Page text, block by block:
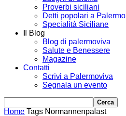
Proverbi siciliani
Detti popolari a Palermo
Specialità Siciliane
Il Blog
Blog di palermoviva
Salute e Benessere
Magazine
Contatti
Scrivi a Palermoviva
Segnala un evento
Home Tags Normannenpalast